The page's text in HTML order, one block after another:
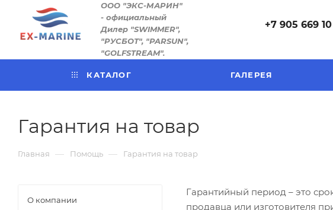
ООО "ЭКС-МАРИН"
- официальный
Дилер "SWIMMER",
"РУСБОТ", "PARSUN",
"GOLFSTREAM".
+7 905 669
КАТАЛОГ ГАЛЕРЕЯ
Гарантия на товар
Главная — Помощь — Гарантия на товар
Гарантийный период – это
продавца или изготовителя
О компании